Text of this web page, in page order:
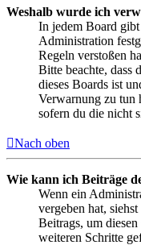
Weshalb wurde ich
In jedem Board gibt
Administration
Regeln verstoßen
Bitte beachte, dass
dieses Boards ist
Verwarnung zu tun
sofern du die nicht
Nach oben
Wie kann ich Beiträge
Wenn ein
vergeben hat,
Beitrags, um
weiteren Schritte